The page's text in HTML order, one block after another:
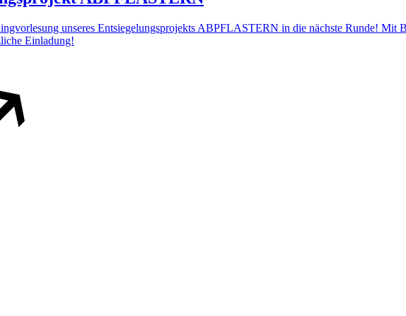
unseres Entsiegelungsprojekts ABPFLASTERN in die nächste Runde! Mit
Einladung!